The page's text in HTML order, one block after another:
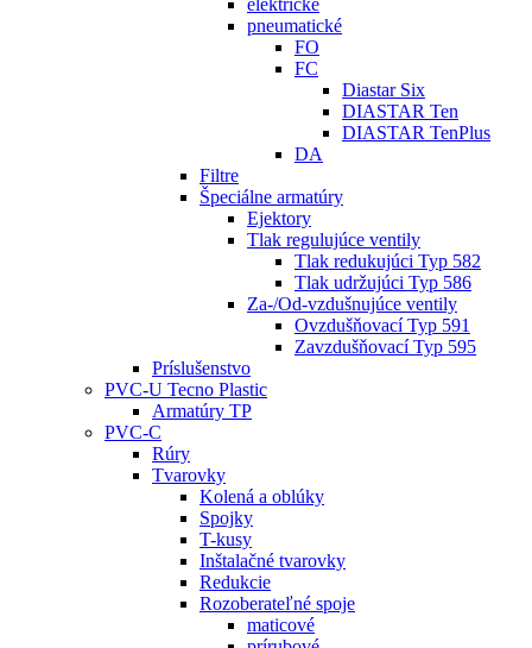
elektrické
pneumatické
FO
FC
Diastar Six
DIASTAR Ten
DIASTAR TenPlus
DA
Filtre
Špeciálne armatúry
Ejektory
Tlak regulujúce ventily
Tlak redukujúci Typ 582
Tlak udržujúci Typ 586
Za-/Od-vzdušnujúce ventily
Ovzdušňovací Typ 591
Zavzdušňovací Typ 595
Príslušenstvo
PVC-U Tecno Plastic
Armatúry TP
PVC-C
Rúry
Tvarovky
Kolená a oblúky
Spojky
T-kusy
Inštalačné tvarovky
Redukcie
Rozoberateľné spoje
maticové